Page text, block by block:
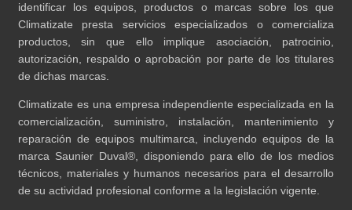
identificar los equipos, productos o marcas sobre los que
Climatizate presta servicios especializados o comercializa
productos, sin que ello implique asociación, patrocinio,
autorización, respaldo o aprobación por parte de los titulares
de dichas marcas.
Climatizate es una empresa independiente especializada en la
comercialización, suministro, instalación, mantenimiento y
reparación de equipos multimarca, incluyendo equipos de la
marca Saunier Duval®, disponiendo para ello de los medios
técnicos, materiales y humanos necesarios para el desarrollo
de su actividad profesional conforme a la legislación vigente.